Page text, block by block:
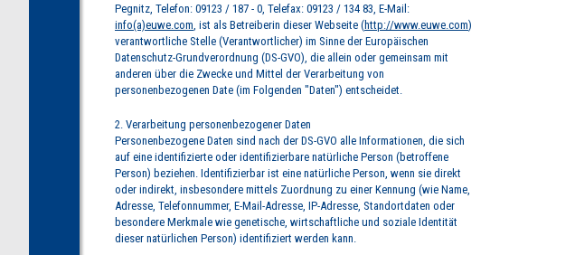
Pegnitz, Telefon: 09123 / 187 - 0, Telefax: 09123 / 134 83, E-Mail:
info(a)euwe.com, ist als Betreiberin dieser Webseite (http://www.euwe.com)
verantwortliche Stelle (Verantwortlicher) im Sinne der Europäischen
Datenschutz-Grundverordnung (DS-GVO), die allein oder gemeinsam mit
anderen über die Zwecke und Mittel der Verarbeitung von
personenbezogenen Date (im Folgenden "Daten") entscheidet.
2. Verarbeitung personenbezogener Daten
Personenbezogene Daten sind nach der DS-GVO alle Informationen, die sich
auf eine identifizierte oder identifizierbare natürliche Person (betroffene
Person) beziehen. Identifizierbar ist eine natürliche Person, wenn sie direkt
oder indirekt, insbesondere mittels Zuordnung zu einer Kennung (wie Name,
Adresse, Telefonnummer, E-Mail-Adresse, IP-Adresse, Standortdaten oder
besondere Merkmale wie genetische, wirtschaftliche und soziale Identität
dieser natürlichen Person) identifiziert werden kann.